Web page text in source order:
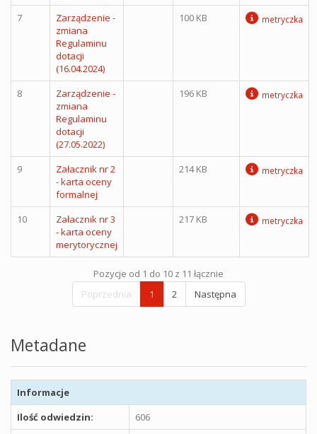
7
Zarządzenie -
zmiana
Regulaminu
dotacji
(16.04.2024)
100 KB metryczka
8
Zarządzenie -
zmiana
Regulaminu
dotacji
(27.05.2022)
196 KB metryczka
9
Załacznik nr 2
- karta oceny
formalnej
214 KB metryczka
10
Załacznik nr 3
- karta oceny
merytorycznej
217 KB metryczka
Pozycje od 1 do 10 z 11 łącznie
Poprzednia
1 2 Następna
Metadane
Informacje
Ilość odwiedzin:
606